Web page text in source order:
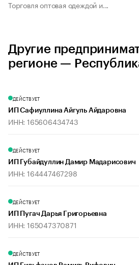
Торговля оптовая одеждой и...
Другие
регионе —
ДЕЙСТВУЕТ
ИП Сафиуллина Айгуль Айдаровна
ИНН: 165606434743
ДЕЙСТВУЕТ
ИП Губайдуллин Дамир Мадарисович
ИНН: 164447467298
ДЕЙСТВУЕТ
ИП Пугач Дарья Григорьевна
ИНН: 165047370871
ДЕЙСТВУЕТ